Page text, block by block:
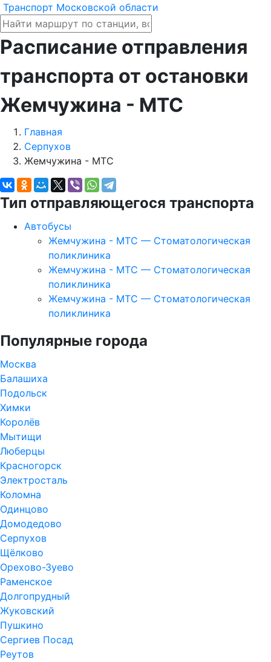
Транспорт Московской области
Расписание отправления
транспорта от остановки
Жемчужина - МТС
Главная
Серпухов
Жемчужина - МТС
Тип отправляющегося транспорта
Автобусы
Жемчужина - МТС — Стоматологическая
поликлиника
Жемчужина - МТС — Стоматологическая
поликлиника
Жемчужина - МТС — Стоматологическая
поликлиника
Популярные города
Москва
Балашиха
Подольск
Химки
Королёв
Мытищи
Люберцы
Красногорск
Электросталь
Коломна
Одинцово
Домодедово
Серпухов
Щёлково
Орехово-Зуево
Раменское
Долгопрудный
Жуковский
Пушкино
Сергиев Посад
Реутов